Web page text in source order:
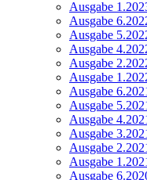
Ausgabe
Ausgabe
Ausgabe
Ausgabe
Ausgabe
Ausgabe
Ausgabe
Ausgabe
Ausgabe
Ausgabe
Ausgabe
Ausgabe
Ausgabe